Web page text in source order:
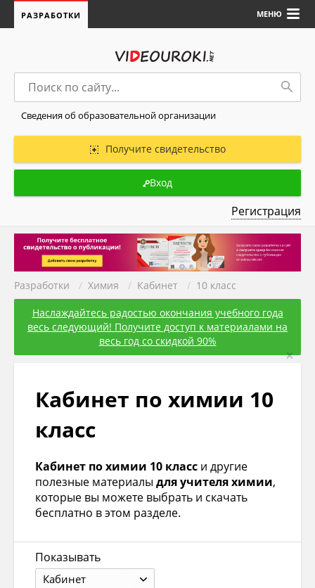
МЕНЮ
РАЗРАБОТКИ
Сведения об образовательной организации
Получите свидетельство
Вход
Регистрация
Разработки / Химия / Кабинет / 10 класс
Наслаждайтесь радостью окончания учебного года
весь следующий! Получите доступ к материалами на
весь год со скидкой 90%
×
Кабинет по химии 10
класс
Кабинет по химии 10 класс и другие
полезные материалы для учителя химии,
которые вы можете выбрать и скачать
бесплатно в этом разделе.
Показывать
Кабинет